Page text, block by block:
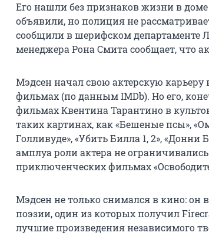
Его нашли без признаков жизни в
объявили, но полиция не
сообщили в шерифском департаменте
менеджера Рона Смита сообщает, что
Мэдсен начал свою актерскую карьеру
фильмах (по данным IMDb). Но его,
фильмах Квентина Тарантино в
таких картинах, как «Бешеные псы»,
Голливуде», «Убить Билла 1, 2»,
амплуа роли актера не
приключенческих фильмах
Мэдсен не только снимался в кино: он
поэзии, один из которых получил
лучшие произведения независимого